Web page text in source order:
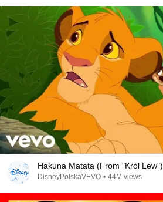
Hakuna Matata (From "Król Lew")
DisneyPolskaVEVO • 44M views